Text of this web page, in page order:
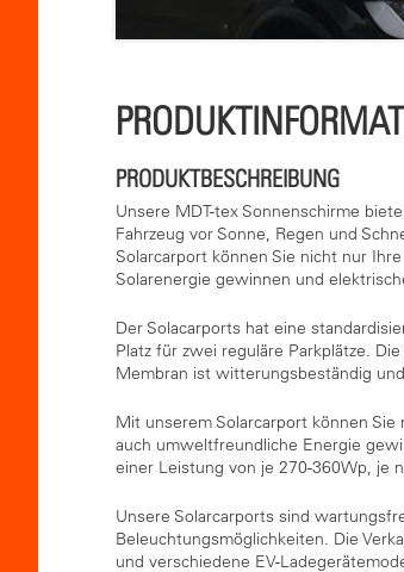
PRODUKTBESCHREIBUNG
Unsere MDT-tex Sonnenschirme
Fahrzeug vor Sonne, Regen und
Solarcarport können Sie nicht nur
Solarenergie gewinnen und
Der Solacarports hat eine
Platz für zwei reguläre Parkplätze.
Membran ist witterungsbeständig
Mit unserem Solarcarport können
auch umweltfreundliche Energie
einer Leistung von je 270-360Wp, je
Unsere Solarcarports sind
Beleuchtungsmöglichkeiten. Die
und verschiedene EV-